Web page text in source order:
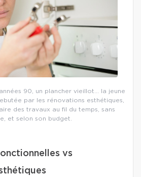
90, un plancher vieillot… la jeune
par les rénovations esthétiques,
des travaux au fil du temps, sans
et selon son budget.
vs